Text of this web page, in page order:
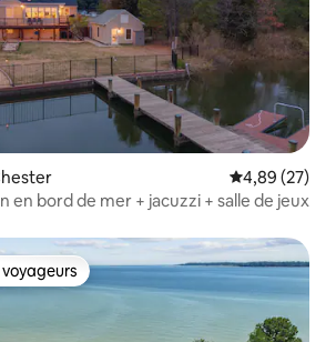
Évaluation
4,89 (27)
en bord de mer + jacuzzi + salle de jeux
les plus appréciés